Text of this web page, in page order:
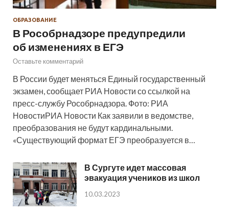
ОБРАЗОВАНИЕ
В Рособрнадзоре предупредили
об изменениях в ЕГЭ
Оставьте комментарий
В России будет меняться Единый государственный
экзамен, сообщает РИА Новости со ссылкой на
пресс-службу Рособрнадзора. Фото: РИА
НовостиРИА Новости Как заявили в ведомстве,
преобразования не будут кардинальными.
«Существующий формат ЕГЭ преобразуется в…
В Сургуте идет массовая
эвакуация учеников из школ
10.03.2023